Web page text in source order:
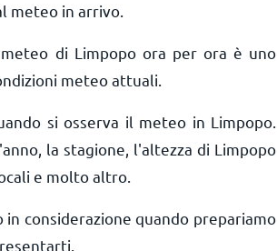
meteo in arrivo.
di Limpopo ora per ora è uno
meteo attuali.
si osserva il meteo in Limpopo.
la stagione, l'altezza di Limpopo
e molto altro.
considerazione quando prepariamo